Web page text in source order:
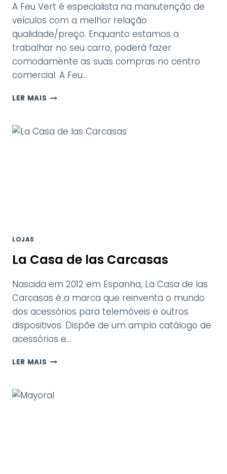
A Feu Vert é especialista na manutenção de
veículos com a melhor relação
qualidade/preço. Enquanto estamos a
trabalhar no seu carro, poderá fazer
comodamente as suas compras no centro
comercial. A Feu…
LER MAIS FEU
LOJAS
La Casa de las Carcasas
Nascida em 2012 em Espanha, La Casa de las
Carcasas é a marca que reinventa o mundo
dos acessórios para telemóveis e outros
dispositivos. Dispõe de um amplo catálogo de
acessórios e…
LER MAIS LA
LAS